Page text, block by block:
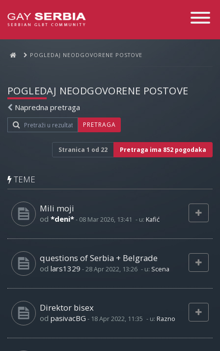
Toggle
POGLEDAJ NEODGOVORENE POSTOVE
POGLEDAJ NEODGOVORENE POSTOVE
Napredna pretraga
PRETRAGA
Stranica 1 od 22 Pretraga ima 852 pogodaka
TEME
Mili moji
od *deni*- 08 Mar 2026, 13:41 - u: Kafić
questions of Serbia + Belgrade
od lars1329 -28 Apr 2022, 13:26 - u: Scena
Direktor bisex
od pasivacBG - 18 Apr 2022, 11:35 - u: Razno